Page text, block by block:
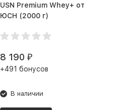
USN Premium Whey+ от
ЮСН (2000 г)
8 190 ₽
+491 бонусов
В наличии